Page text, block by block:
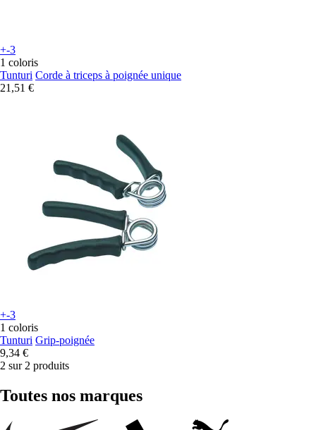
+-3
1 coloris
Tunturi Corde à triceps à poignée unique
21,51 €
+-3
1 coloris
Tunturi Grip-poignée
9,34 €
2 sur 2 produits
Toutes nos marques